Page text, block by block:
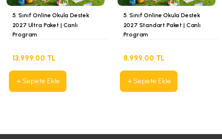
5. Sınıf Online Okula Destek
2027 Ultra Paket | Canlı
Program
13.999,00 TL
Sepete Ekle
5. Sınıf Online Okula Destek
2027 Standart Paket | Canlı
Program
8.999,00 TL
Sepete Ekle